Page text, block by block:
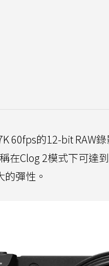
60fps的12-bit RAW
在Clog 2模式下可達
彈性。